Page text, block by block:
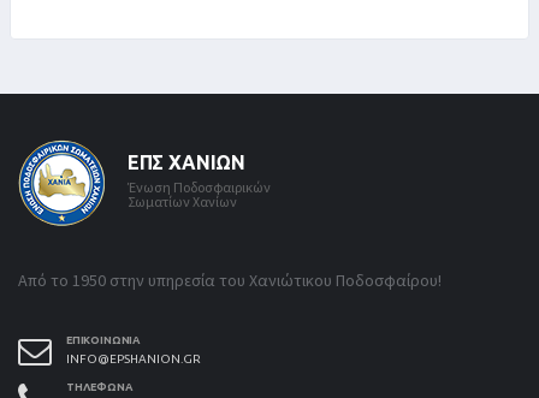
ΕΠΣ ΧΑΝΊΩΝ
Ένωση Ποδοσφαιρικών
Σωματίων Χανίων
Από το 1950 στην υπηρεσία του Χανιώτικου Ποδοσφαίρου!
ΕΠΙΚΟΙΝΩΝΊΑ
INFO@EPSHANION.GR
ΤΗΛΈΦΩΝΑ